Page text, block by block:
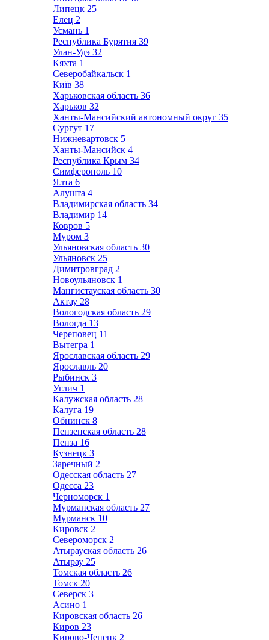
Липецк 25
Елец 2
Усмань 1
Республика Бурятия 39
Улан-Удэ 32
Кяхта 1
Северобайкальск 1
Київ 38
Харьковская область 36
Харьков 32
Ханты-Мансийский автономный округ 35
Сургут 17
Нижневартовск 5
Ханты-Мансийск 4
Республика Крым 34
Симферополь 10
Ялта 6
Алушта 4
Владимирская область 34
Владимир 14
Ковров 5
Муром 3
Ульяновская область 30
Ульяновск 25
Димитровград 2
Новоульяновск 1
Мангистауская область 30
Актау 28
Вологодская область 29
Вологда 13
Череповец 11
Вытегра 1
Ярославская область 29
Ярославль 20
Рыбинск 3
Углич 1
Калужская область 28
Калуга 19
Обнинск 8
Пензенская область 28
Пенза 16
Кузнецк 3
Заречный 2
Одесская область 27
Одесса 23
Черноморск 1
Мурманская область 27
Мурманск 10
Кировск 2
Североморск 2
Атырауская область 26
Атырау 25
Томская область 26
Томск 20
Северск 3
Асино 1
Кировская область 26
Киров 23
Кирово-Чепецк 2